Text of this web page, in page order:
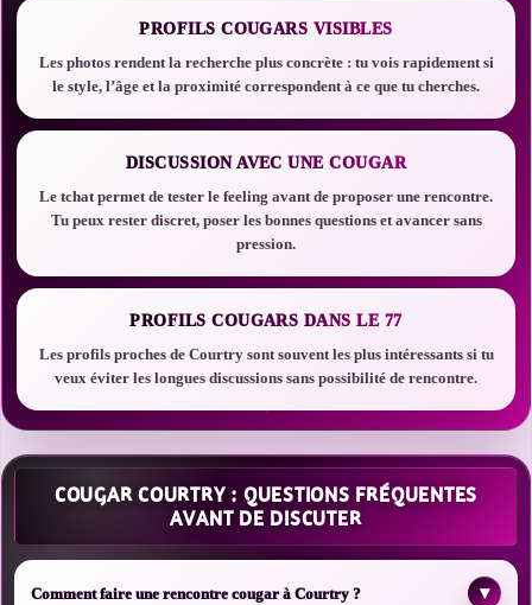
PROFILS COUGARS VISIBLES
Les photos rendent la recherche plus concrète : tu vois rapidement si
le style, l’âge et la proximité correspondent à ce que tu cherches.
DISCUSSION AVEC UNE COUGAR
Le tchat permet de tester le feeling avant de proposer une rencontre.
Tu peux rester discret, poser les bonnes questions et avancer sans
pression.
PROFILS COUGARS DANS LE 77
Les profils proches de Courtry sont souvent les plus intéressants si tu
veux éviter les longues discussions sans possibilité de rencontre.
COUGAR COURTRY : QUESTIONS FRÉQUENTES
AVANT DE DISCUTER
Comment faire une rencontre cougar à Courtry ? ▾